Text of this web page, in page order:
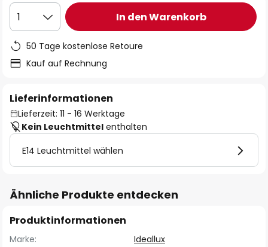
1 In den Warenkorb
50 Tage kostenlose Retoure
Kauf auf Rechnung
Lieferinformationen
Lieferzeit: 11 - 16 Werktage
Kein Leuchtmittel enthalten
E14 Leuchtmittel wählen
Ähnliche Produkte entdecken
Produktinformationen
Marke:
Ideallux